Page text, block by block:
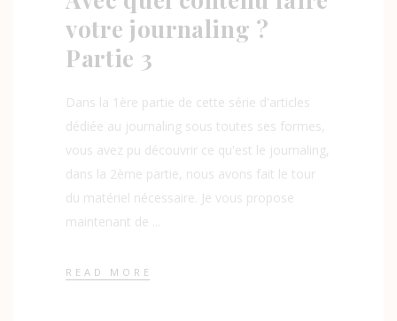
votre journaling ?
Partie 3
Dans la 1ère partie de cette série d'articles
dédiée au journaling sous toutes ses formes,
vous avez pu découvrir ce qu'est le journaling,
dans la 2ème partie, nous avons fait le tour
du matériel nécessaire. Je vous propose
maintenant de
READ MORE